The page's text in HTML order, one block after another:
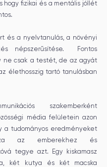
hogy fizikai és a mentális jóllét
és a nyelvtanulás, a növényi
népszerűsítése. Fontos
ne csak a testét, de az agyát
élethosszig tartó tanulásban
szakemberként
média felületein azon
a tudományos eredményeket
az emberekhez és
tegye azt. Egy kiskamasz
két kutya és két macska